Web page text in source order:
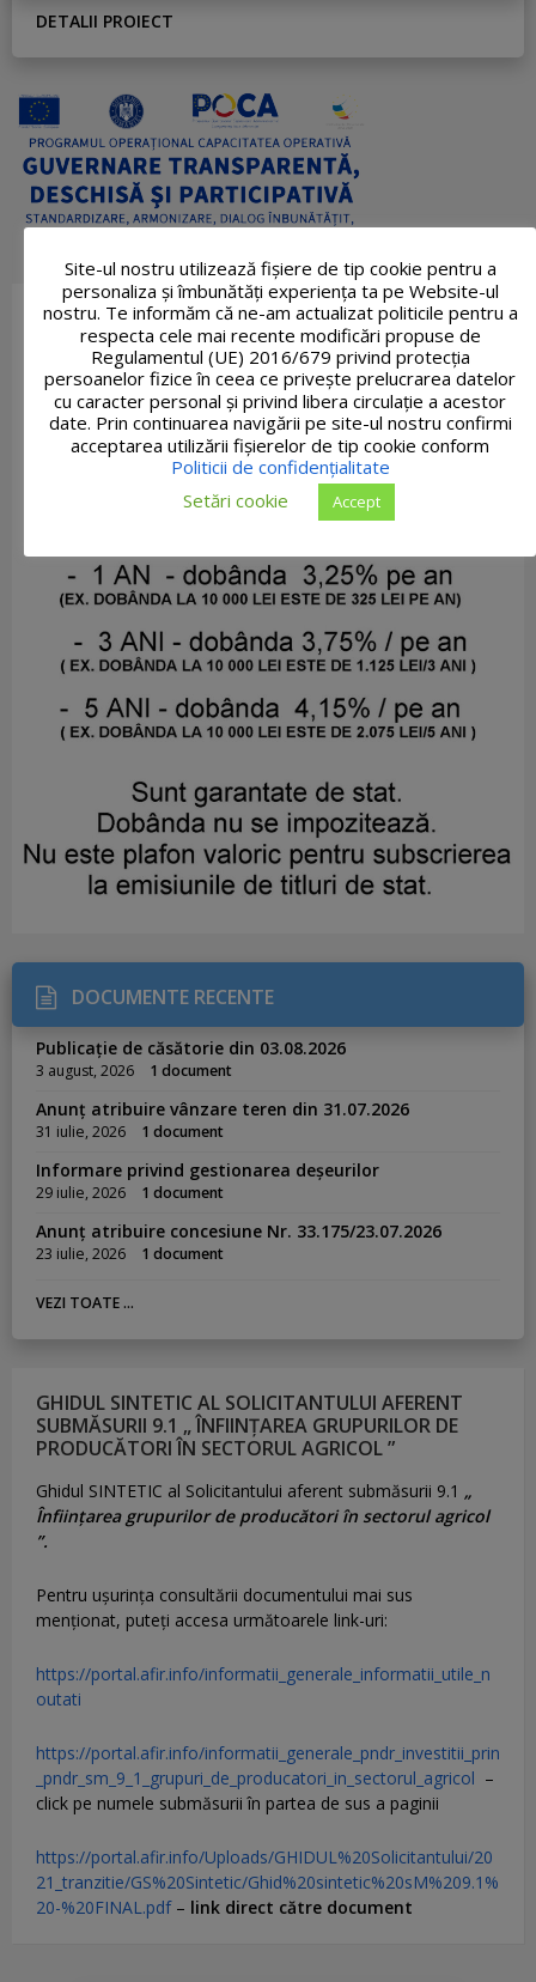
DETALII PROIECT
DOCUMENTE RECENTE
Publicație de căsătorie din 03.08.2026
3 august, 2026 1 document
Anunț atribuire vânzare teren din 31.07.2026
31 iulie, 2026 1 document
Informare privind gestionarea deșeurilor
29 iulie, 2026 1 document
Anunț atribuire concesiune Nr. 33.175/23.07.2026
23 iulie, 2026 1 document
VEZI TOATE ...
GHIDUL SINTETIC AL SOLICITANTULUI AFERENT
SUBMĂSURII 9.1 „ ÎNFIINȚAREA GRUPURILOR DE
PRODUCĂTORI ÎN SECTORUL AGRICOL ”
Ghidul SINTETIC al Solicitantului aferent submăsurii 9.1 „
Înființarea grupurilor de producători în sectorul agricol
”.
Pentru uşurinţa consultării documentului mai sus
menţionat, puteţi accesa următoarele link-uri:
https://portal.afir.info/informatii_generale_informatii_utile_n
outati
https://portal.afir.info/informatii_generale_pndr_investitii_prin
_pndr_sm_9_1_grupuri_de_producatori_in_sectorul_agricol –
click pe numele submăsurii în partea de sus a paginii
https://portal.afir.info/Uploads/GHIDUL%20Solicitantului/20
21_tranzitie/GS%20Sintetic/Ghid%20sintetic%20sM%209.1%
20-%20FINAL.pdf– link direct către document
Site-ul nostru utilizează fişiere de tip cookie pentru a
personaliza și îmbunătăți experiența ta pe Website-ul
nostru. Te informăm că ne-am actualizat politicile pentru a
respecta cele mai recente modificări propuse de
Regulamentul (UE) 2016/679 privind protecția
persoanelor fizice în ceea ce privește prelucrarea datelor
cu caracter personal și privind libera circulație a acestor
date. Prin continuarea navigării pe site-ul nostru confirmi
acceptarea utilizării fişierelor de tip cookie conform
Politicii de confidențialitate
Setări cookie
Accept